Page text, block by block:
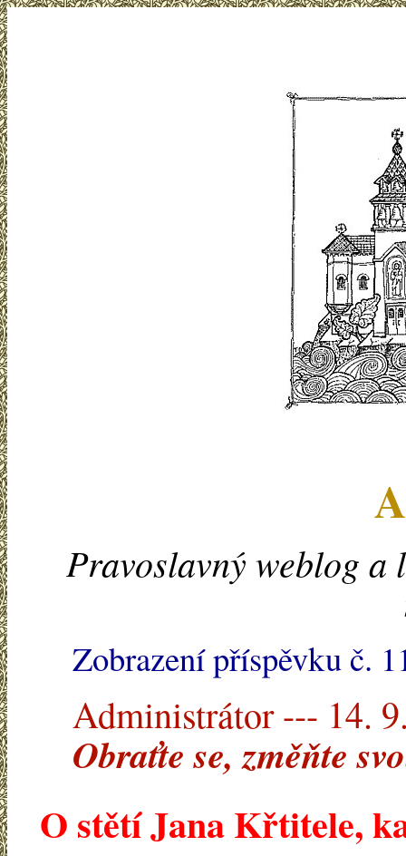
Pravoslavný weblog a
Zobrazení příspěvku č.
Administrátor --- 14.
Obraťte se, změňte
O stětí Jana Křtitele,